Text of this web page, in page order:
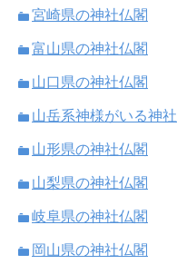
宮崎県の神社仏閣
富山県の神社仏閣
山口県の神社仏閣
山岳系神様がいる神社
山形県の神社仏閣
山梨県の神社仏閣
岐阜県の神社仏閣
岡山県の神社仏閣